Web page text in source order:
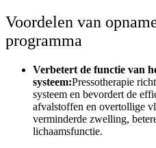
Voordelen van
programma
Verbetert de functie van
systeem:Pressotherapie
systeem en bevordert de
afvalstoffen en overtollige
verminderde zwelling,
lichaamsfunctie.